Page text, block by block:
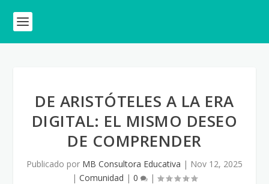
DE ARISTÓTELES A LA ERA
DIGITAL: EL MISMO DESEO
DE COMPRENDER
Publicado por MB Consultora Educativa | Nov 12, 2025
| Comunidad | 0 |